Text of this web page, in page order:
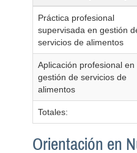
Práctica profesional
supervisada en gestión
servicios de alimentos
Aplicación profesional en
gestión de servicios de
alimentos
Totales:
Orientación en